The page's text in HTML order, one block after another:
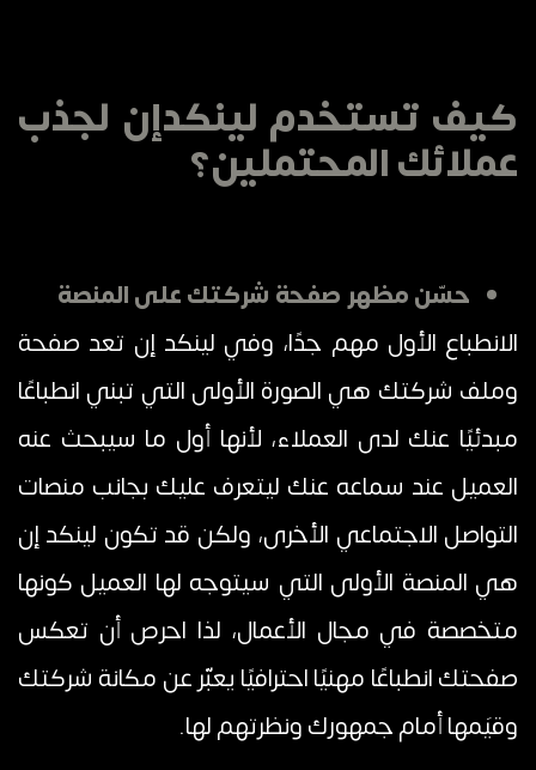
كيف تستخدم لينكدإن لجذب
عملائك المحتملين؟
حسّن مظهر صفحة شركتك على المنصة
الانطباع الأول مهم جدًا، وفي لينكد إن تعد صفحة
وملف شركتك هي الصورة الأولى التي تبني انطباعًا
مبدئيًا عنك لدى العملاء، لأنها أول ما سيبحث عنه
العميل عند سماعه عنك ليتعرف عليك بجانب منصات
التواصل الاجتماعي الأخرى، ولكن قد تكون لينكد إن
هي المنصة الأولى التي سيتوجه لها العميل كونها
متخصصة في مجال الأعمال، لذا احرص أن تعكس
صفحتك انطباعًا مهنيًا احترافيًا يعبّر عن مكانة شركتك
وقيَمها أمام جمهورك ونظرتهم لها.